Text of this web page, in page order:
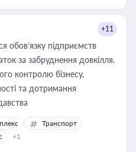
+11
обов’язку підприємств
за забруднення довкілля.
контролю бізнесу,
та дотримання
Транспорт
+1